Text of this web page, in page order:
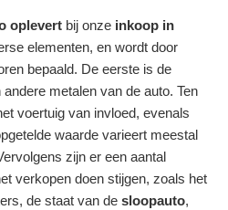
oplevert bij onze inkoop in
elementen, en wordt door
bepaald. De eerste is de
metalen van de auto. Ten
voertuig van invloed, evenals
waarde varieert meestal
zijn er een aantal
verkopen doen stijgen, zoals het
de staat van de sloopauto,